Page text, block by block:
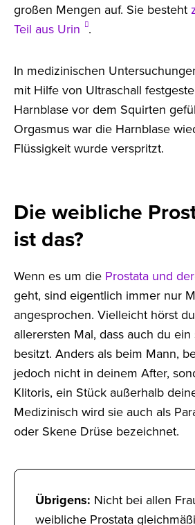
großen Mengen auf. Sie besteht
Teil aus Urin .
In medizinischen
mit Hilfe von Ultraschall
Harnblase vor dem Squirten
Orgasmus war die Harnblase
Flüssigkeit wurde verspritzt.
Die weibliche
ist das?
Wenn es um die Prostata und
geht, sind eigentlich immer nur
angesprochen. Vielleicht hörst
allerersten Mal, dass auch du
besitzt. Anders als beim Mann,
jedoch nicht in deinem After,
Klitoris, ein Stück außerhalb
Medizinisch wird sie auch als
oder Skene Drüse bezeichnet.
Übrigens: Nicht bei allen
weibliche Prostata